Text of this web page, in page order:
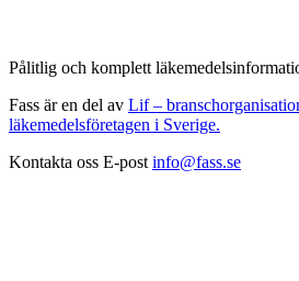
Pålitlig och komplett
Fass är en del av Lif –
läkemedelsföretagen i Sverige.
Kontakta oss E-post info@fass.se